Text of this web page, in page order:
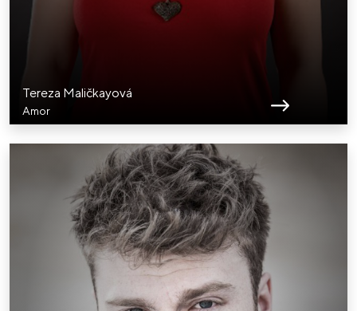
Tereza Maličkayová
Amor